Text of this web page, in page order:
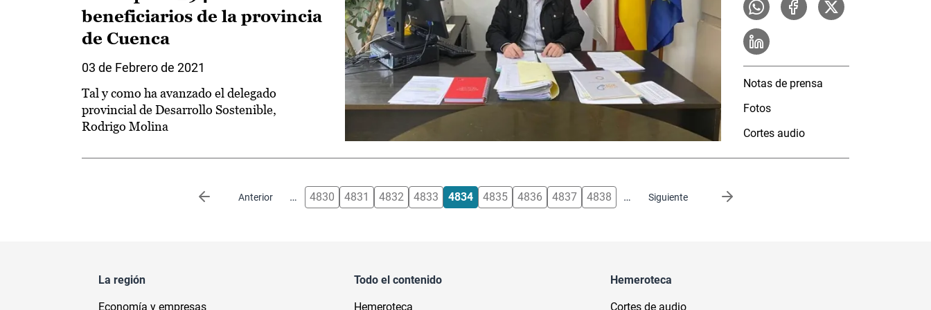
beneficiarios de la provincia
de Cuenca
03 de Febrero de 2021
Tal y como ha avanzado el delegado
provincial de Desarrollo Sostenible,
Rodrigo Molina
Notas de prensa
Fotos
Cortes audio
Anterior
Página anterior … 4830 4831 4832 4833 4834 4835 4836 4837 4838 … Siguiente
Siguiente página
La región
Economía y empresas
Todo el contenido
Hemeroteca
Hemeroteca
Cortes de audio